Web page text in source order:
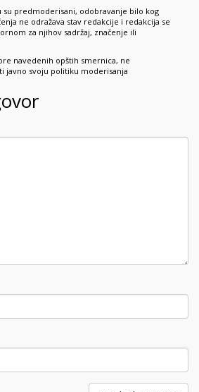
su predmoderisani, odobravanje bilo kog
ne odražava stav redakcije i redakcija se
za njihov sadržaj, značenje ili
navedenih opštih smernica, ne
javno svoju politiku moderisanja